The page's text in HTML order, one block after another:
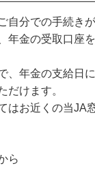
自分での手続き
年金の受取口座
、年金の支給日
だけます。
はお近くの当JA
ら